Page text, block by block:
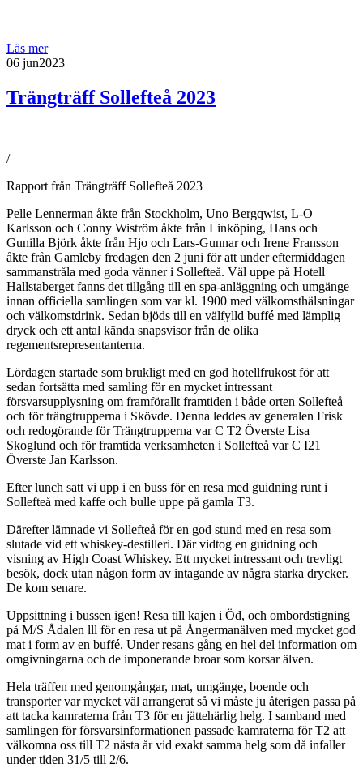
Läs mer
06 jun2023
Trängträff Sollefteå 2023
/
Rapport från Trängträff Sollefteå 2023
Pelle Lennerman åkte från Stockholm, Uno Bergqwist, L-O
Karlsson och Conny Wiström åkte från Linköping, Hans och
Gunilla Björk åkte från Hjo och Lars-Gunnar och Irene Fransson
åkte från Gamleby fredagen den 2 juni för att under eftermiddagen
sammanstråla med goda vänner i Sollefteå. Väl uppe på Hotell
Hallstaberget fanns det tillgång till en spa-anläggning och umgänge
innan officiella samlingen som var kl. 1900 med välkomsthälsningar
och välkomstdrink. Sedan bjöds till en välfylld buffé med lämplig
dryck och ett antal kända snapsvisor från de olika
regementsrepresentanterna.
Lördagen startade som brukligt med en god hotellfrukost för att
sedan fortsätta med samling för en mycket intressant
försvarsupplysning om framförallt framtiden i både orten Sollefteå
och för trängtrupperna i Skövde. Denna leddes av generalen Frisk
och redogörande för Trängtrupperna var C T2 Överste Lisa
Skoglund och för framtida verksamheten i Sollefteå var C I21
Överste Jan Karlsson.
Efter lunch satt vi upp i en buss för en resa med guidning runt i
Sollefteå med kaffe och bulle uppe på gamla T3.
Därefter lämnade vi Sollefteå för en god stund med en resa som
slutade vid ett whiskey-destilleri. Där vidtog en guidning och
visning av High Coast Whiskey. Ett mycket intressant och trevligt
besök, dock utan någon form av intagande av några starka drycker.
De kom senare.
Uppsittning i bussen igen! Resa till kajen i Öd, och ombordstigning
på M/S Ådalen lll för en resa ut på Ångermanälven med mycket god
mat i form av en buffé. Under resans gång en hel del information om
omgivningarna och de imponerande broar som korsar älven.
Hela träffen med genomgångar, mat, umgänge, boende och
transporter var mycket väl arrangerat så vi måste ju återigen passa på
att tacka kamraterna från T3 för en jättehärlig helg. I samband med
samlingen för försvarsinformationen passade kamraterna för T2 att
välkomna oss till T2 nästa år vid exakt samma helg som då infaller
under tiden 31/5 till 2/6.